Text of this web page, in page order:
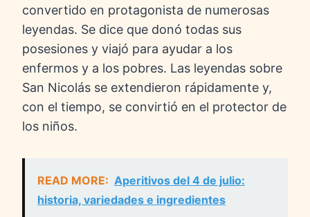
convertido en protagonista de numerosas
leyendas. Se dice que donó todas sus
posesiones y viajó para ayudar a los
enfermos y a los pobres. Las leyendas sobre
San Nicolás se extendieron rápidamente y,
con el tiempo, se convirtió en el protector de
los niños.
READ MORE: Aperitivos del 4 de julio:
historia, variedades e ingredientes